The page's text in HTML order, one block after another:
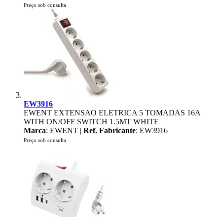
Preço sob consulta
EW3916
EWENT EXTENSAO ELETRICA 5 TOMADAS 16A
WITH ON/OFF SWITCH 1.5MT WHITE
Marca: EWENT | Ref. Fabricante: EW3916
Preço sob consulta